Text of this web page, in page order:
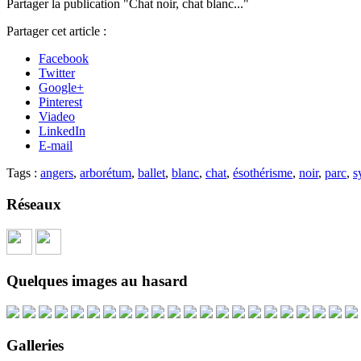
Partager la publication "Chat noir, chat blanc..."
Partager cet article :
Facebook
Twitter
Google+
Pinterest
Viadeo
LinkedIn
E-mail
Tags : angers, arborétum, ballet, blanc, chat, ésothérisme, noir, parc,
Réseaux
Quelques images au hasard
Galleries